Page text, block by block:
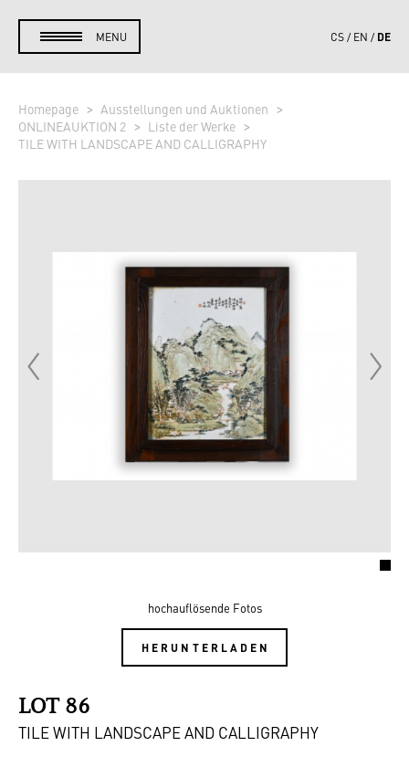
MENU CS EN DE
Homepage
Ausstellungen und Auktionen
ONLINEAUKTION 2
Liste der Werke
TILE WITH LANDSCAPE AND CALLIGRAPHY
hochauflösende Fotos
HERUNTERLADEN
LOT 86
TILE WITH LANDSCAPE AND CALLIGRAPHY